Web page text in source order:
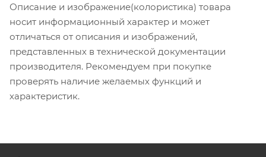
Описание и изображение(колористика) товара
носит информационный характер и может
отличаться от описания и изображений,
представленных в технической документации
производителя. Рекомендуем при покупке
проверять наличие желаемых функций и
характеристик.